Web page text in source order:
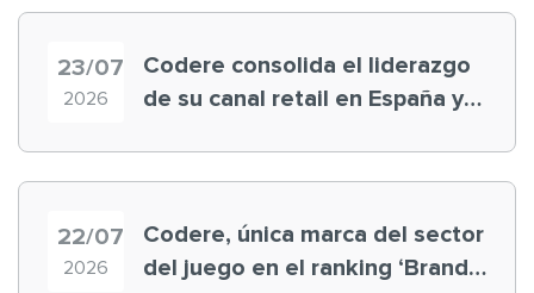
23/07
2026
Codere consolida el liderazgo
de su canal retail en España y
22/07
2026
Codere, única marca del sector
del juego en el ranking ‘Brand